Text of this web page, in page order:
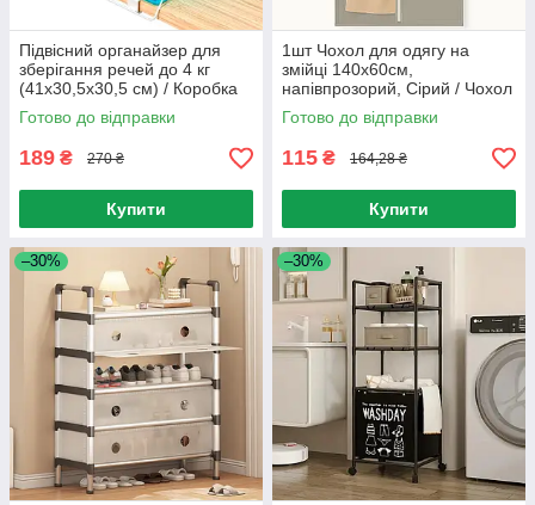
Підвісний органайзер для
зберігання речей до 4 кг
(41x30,5x30,5 см) / Коробка
органайзер / Органайзер для
одягу
Готово до відправки
189 ₴ 270 ₴
Купити
1шт Чохол для одягу на
змійці 140х60см,
напівпрозорий, Сірий / Чохол
для зберігання одягу /
Накидка для одягу
Готово до відправки
115 ₴ 164,28 ₴
Купити
–30% –30%